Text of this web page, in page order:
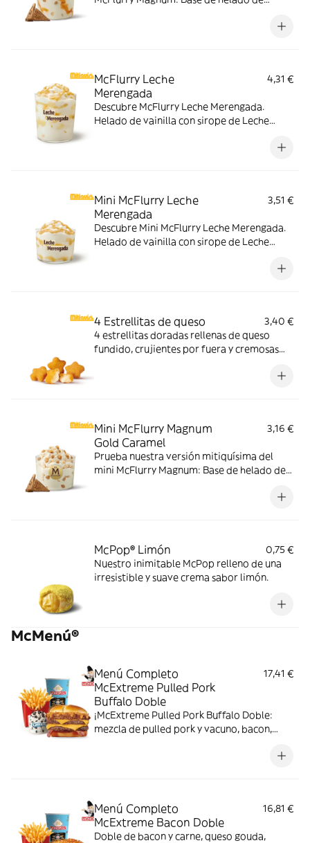
Topping triturado de galleta con perlas y
McFlurry Leche
Merengada
4,31 €
Descubre McFlurry Leche Merengada.
Helado de vainilla con sirope de Leche
ahora y no te quedes sin tus mitiquísimos
Mini McFlurry Leche
Merengada
3,51 €
Descubre Mini McFlurry Leche Merengada.
Helado de vainilla con sirope de Leche
4 Estrellitas de queso
3,40 €
4 estrellitas doradas rellenas de queso
fundido, crujientes por fuera y cremosas
Mini McFlurry Magnum
Gold Caramel
3,16 €
Prueba nuestra versión mitiquísima del
mini McFlurry Magnum: Base de helado de
Topping triturado de galleta con perlas y
McPop® Limón
0,75 €
Nuestro inimitable McPop relleno de una
irresistible y suave crema sabor limón.
McMenú®
Menú Completo
McExtreme Pulled Pork
Buffalo Doble
17,41 €
¡McExtreme Pulled Pork Buffalo Doble:
mezcla de pulled pork y vacuno, bacon,
Menú Completo
McExtreme Bacon Doble
16,81 €
Doble de bacon y carne, queso gouda,